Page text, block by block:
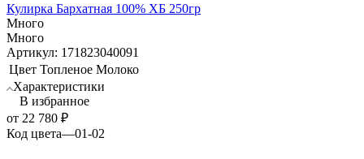
Кулирка Бархатная 100% ХБ 250гр
Много
Много
Артикул: 171823040091
Цвет Топленое Молоко
Характеристики
В избранное
от 22 780 ₽
Код цвета—01-02